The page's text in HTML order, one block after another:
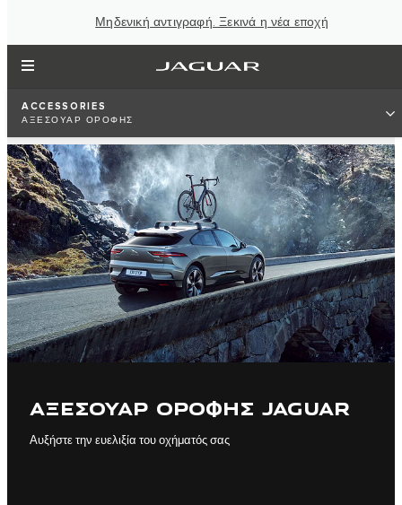
Μηδενική αντιγραφή. Ξεκινά η νέα εποχή
ACCESSORIES
ΑΞΕΣΟΥΑΡ ΟΡΟΦΗΣ
ΑΞΕΣΟΥΑΡ ΟΡΟΦΗΣ JAGUAR
Αυξήστε την ευελιξία του οχήματός σας